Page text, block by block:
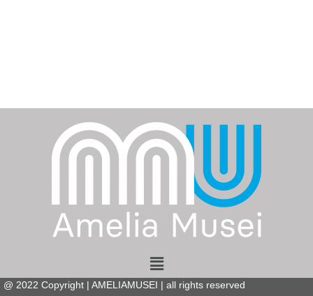
Menu
@ 2022 Copyright | AMELIAMUSEI | all rights reserved